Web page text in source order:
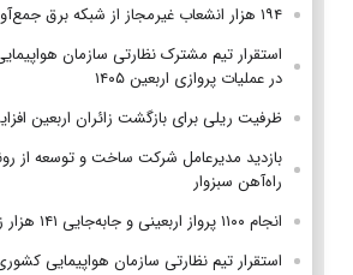
۱۹۴ هزار انشعاب غیرمجاز از شبکه برق جمع‌آوری شد
استقرار تیم مشترک نظارتی سازمان
در عملیات پروازی اربعین ۱۴۰۵
ظرفیت ریلی برای بازگشت زائران اربعین
بازدید مدیرعامل شرکت ساخت و توسعه از
راه‌آهن سبزوار
انجام ۱۱۰۰ پرواز اربعینی و جابه‌جایی ۱۴۱ هزار زائر تا ۱۲ مرداد
استقرار تیم‌ نظارتی سازمان هواپیمایی